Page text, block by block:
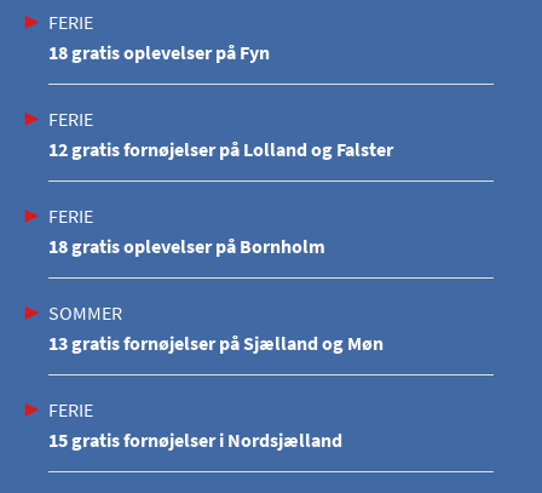
FERIE
18 gratis oplevelser på Fyn
FERIE
12 gratis fornøjelser på Lolland og Falster
FERIE
18 gratis oplevelser på Bornholm
SOMMER
13 gratis fornøjelser på Sjælland og Møn
FERIE
15 gratis fornøjelser i Nordsjælland